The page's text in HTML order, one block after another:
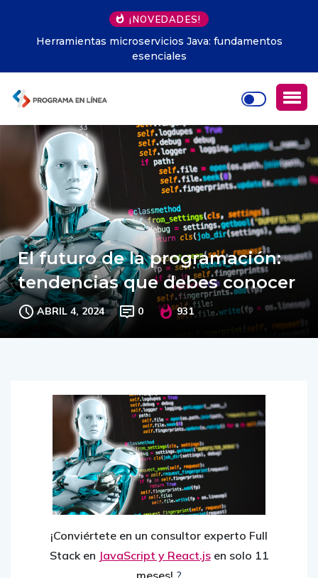
¡NOVEDADES!
Herramientas microservicios Java: fundamentos
esenciales
El futuro de la programación:
tendencias que debes conocer
ABRIL 4, 2024 0 931
¡Conviértete en un consultor experto Full
Stack en JavaScript y React.js en solo 11